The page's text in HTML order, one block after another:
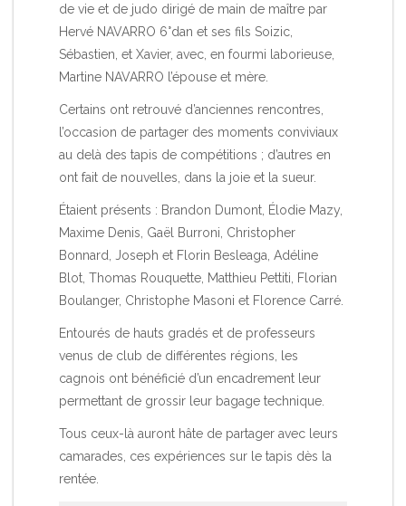
de vie et de judo dirigé de main de maître par
Hervé NAVARRO 6°dan et ses fils Soizic,
Sébastien, et Xavier, avec, en fourmi laborieuse,
Martine NAVARRO l’épouse et mère.
Certains ont retrouvé d’anciennes rencontres,
l’occasion de partager des moments conviviaux
au delà des tapis de compétitions ; d’autres en
ont fait de nouvelles, dans la joie et la sueur.
Étaient présents : Brandon Dumont, Élodie Mazy,
Maxime Denis, Gaël Burroni, Christopher
Bonnard, Joseph et Florin Besleaga, Adéline
Blot, Thomas Rouquette, Matthieu Pettiti, Florian
Boulanger, Christophe Masoni et Florence Carré.
Entourés de hauts gradés et de professeurs
venus de club de différentes régions, les
cagnois ont bénéficié d’un encadrement leur
permettant de grossir leur bagage technique.
Tous ceux-là auront hâte de partager avec leurs
camarades, ces expériences sur le tapis dès la
rentée.